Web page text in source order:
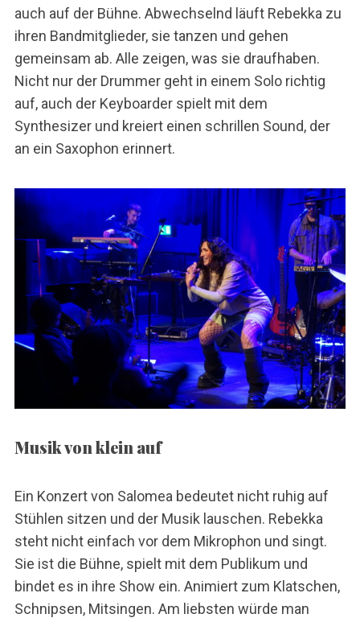
auch auf der Bühne. Abwechselnd läuft Rebekka zu
ihren Bandmitglieder, sie tanzen und gehen
gemeinsam ab. Alle zeigen, was sie draufhaben.
Nicht nur der Drummer geht in einem Solo richtig
auf, auch der Keyboarder spielt mit dem
Synthesizer und kreiert einen schrillen Sound, der
an ein Saxophon erinnert.
Musik von klein auf
Ein Konzert von Salomea bedeutet nicht ruhig auf
Stühlen sitzen und der Musik lauschen. Rebekka
steht nicht einfach vor dem Mikrophon und singt.
Sie ist die Bühne, spielt mit dem Publikum und
bindet es in ihre Show ein. Animiert zum Klatschen,
Schnipsen, Mitsingen. Am liebsten würde man